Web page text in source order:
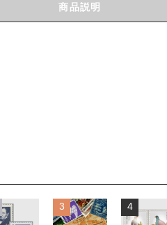
商品説明
3 4